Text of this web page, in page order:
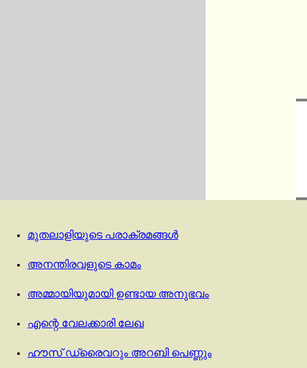
മുതലാളിയുടെ പരാക്രമങ്ങൾ
അനന്തിരവളുടെ കാമം
അമ്മായിയുമായി ഉണ്ടായ അനുഭവം
എന്റെ വേലക്കാരി ലേഖ
ഹൗസ് ഡ്രൈവറും അറബി പെണ്ണും